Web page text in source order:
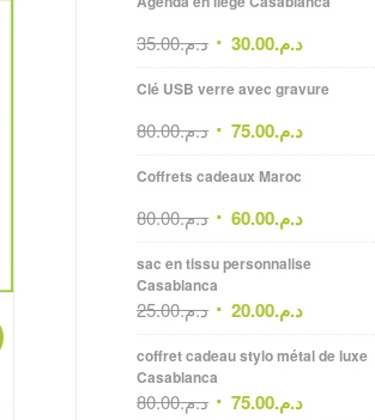
د.م.35.00 د.م.30.00
Clé USB verre avec gravure
د.م.80.00 د.م.75.00
Coffrets cadeaux Maroc
د.م.80.00 د.م.60.00
sac en tissu personnalise
Casablanca
د.م.25.00 د.م.20.00
coffret cadeau stylo métal de luxe
Casablanca
د.م.80.00 د.م.75.00